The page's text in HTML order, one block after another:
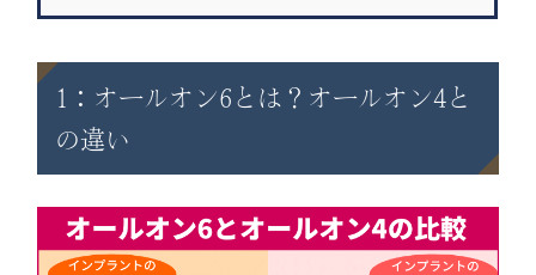
1：オールオン6とは？オールオン4と
の違い